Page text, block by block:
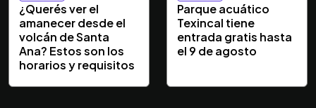
¿Querés ver el
amanecer desde el
volcán de Santa
Ana? Estos son los
horarios y requisitos
Parque acuático
Texincal tiene
entrada gratis hasta
el 9 de agosto